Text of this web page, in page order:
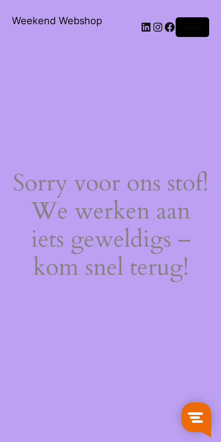
Weekend Webshop LinkedIn
Instagram
Facebook
Sorry voor ons stof!
We werken aan
iets geweldigs –
kom snel terug!